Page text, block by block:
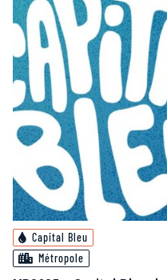
Capital Bleu
Métropole